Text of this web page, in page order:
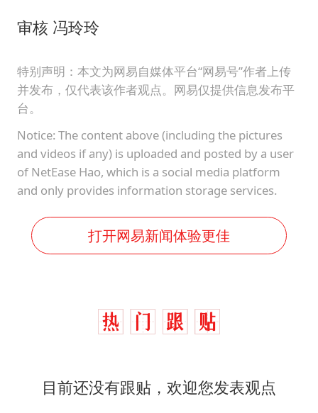
审核 冯玲玲
特别声明：本文为网易自媒体平台“网易号”作者上传
并发布，仅代表该作者观点。网易仅提供信息发布平
台。
Notice: The content above (including the pictures
and videos if any) is uploaded and posted by a user
of NetEase Hao, which is a social media platform
and only provides information storage services.
打开网易新闻体验更佳
目前还没有跟贴，欢迎您发表观点